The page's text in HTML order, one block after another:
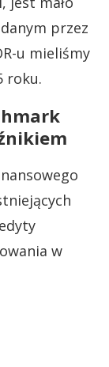
przez
u mieliśmy
roku.
w